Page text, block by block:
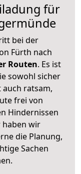
für
bei der
Fürth nach
Routen. Es ist
sowohl sicher
auch ratsam,
frei von
Hindernissen
haben wir
die Planung,
Sachen